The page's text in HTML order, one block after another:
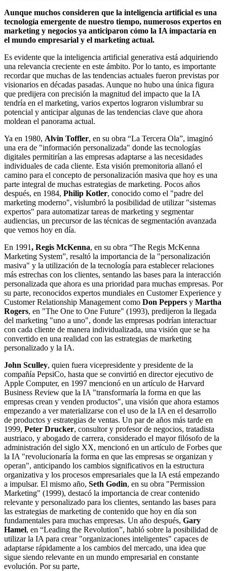
Aunque muchos consideren que la inteligencia artificial es una
tecnología emergente de nuestro tiempo, numerosos expertos en
marketing y negocios ya anticiparon cómo la IA impactaría en
el mundo empresarial y el marketing actual.
Es evidente que la inteligencia artificial generativa está adquiriendo
una relevancia creciente en este ámbito. Por lo tanto, es importante
recordar que muchas de las tendencias actuales fueron previstas por
visionarios en décadas pasadas. Aunque no hubo una única figura
que predijera con precisión la magnitud del impacto que la IA
tendría en el marketing, varios expertos lograron vislumbrar su
potencial y anticipar algunas de las tendencias clave que ahora
moldean el panorama actual.
Ya en 1980, Alvin Toffler, en su obra “La Tercera Ola”, imaginó
una era de "información personalizada" donde las tecnologías
digitales permitirían a las empresas adaptarse a las necesidades
individuales de cada cliente. Esta visión premonitoria allanó el
camino para el concepto de personalización masiva que hoy es una
parte integral de muchas estrategias de marketing. Pocos años
después, en 1984, Philip Kotler, conocido como el "padre del
marketing moderno", vislumbró la posibilidad de utilizar "sistemas
expertos" para automatizar tareas de marketing y segmentar
audiencias, un precursor de las técnicas de segmentación avanzada
que vemos hoy en día.
En 1991, Regis McKenna, en su obra “The Regis McKenna
Marketing System”, resaltó la importancia de la "personalización
masiva" y la utilización de la tecnología para establecer relaciones
más estrechas con los clientes, sentando las bases para la interacción
personalizada que ahora es una prioridad para muchas empresas. Por
su parte, reconocidos expertos mundiales en Customer Experience y
Customer Relationship Management como Don Peppers y Martha
Rogers, en "The One to One Future" (1993), predijeron la llegada
del marketing "uno a uno", donde las empresas podrían interactuar
con cada cliente de manera individualizada, una visión que se ha
convertido en una realidad con las estrategias de marketing
personalizado y la IA.
John Sculley, quien fuera vicepresidente y presidente de la
compañía PepsiCo, hasta que se convirtió en director ejecutivo de
Apple Computer, en 1997 mencionó en un artículo de Harvard
Business Review que la IA "transformaría la forma en que las
empresas crean y venden productos", una visión que ahora estamos
empezando a ver materializarse con el uso de la IA en el desarrollo
de productos y estrategias de ventas. Un par de años más tarde en
1999, Peter Drucker, consultor y profesor de negocios, tratadista
austriaco, y abogado de carrera, considerado el mayor filósofo de la
administración del siglo XX, mencionó en un artículo de Forbes que
la IA "revolucionaría la forma en que las empresas se organizan y
operan", anticipando los cambios significativos en la estructura
organizativa y los procesos empresariales que la IA está empezando
a impulsar. El mismo año, Seth Godin, en su obra "Permission
Marketing" (1999), destacó la importancia de crear contenido
relevante y personalizado para los clientes, sentando las bases para
las estrategias de marketing de contenido que hoy en día son
fundamentales para muchas empresas. Un año después, Gary
Hamel, en “Leading the Revolution”, habló sobre la posibilidad de
utilizar la IA para crear "organizaciones inteligentes" capaces de
adaptarse rápidamente a los cambios del mercado, una idea que
sigue siendo relevante en un mundo empresarial en constante
evolución. Por su parte,